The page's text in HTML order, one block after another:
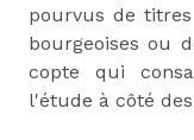
pourvus de
bourgeoises ou
copte qui
l'étude à côté